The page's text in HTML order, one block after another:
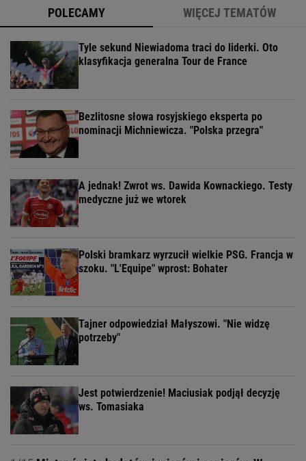
POLECAMY WIĘCEJ TEMATÓW
Tyle sekund Niewiadoma traci do liderki. Oto
klasyfikacja generalna Tour de France
Bezlitosne słowa rosyjskiego eksperta po
nominacji Michniewicza. "Polska przegra"
A jednak! Zwrot ws. Dawida Kownackiego. Testy
medyczne już we wtorek
Polski bramkarz wyrzucił wielkie PSG. Francja w
szoku. "L'Equipe" wprost: Bohater
Tajner odpowiedział Małyszowi. "Nie widzę
potrzeby"
Jest potwierdzenie! Maciusiak podjął decyzję
ws. Tomasiaka